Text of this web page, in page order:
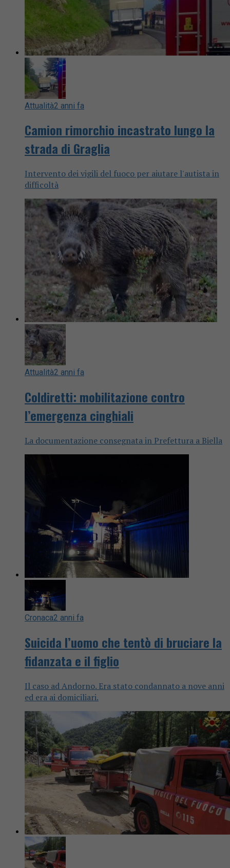
Attualità2 anni fa
Camion rimorchio incastrato lungo la
strada di Graglia
Intervento dei vigili del fuoco per aiutare l'autista in
difficoltà
Attualità2 anni fa
Coldiretti: mobilitazione contro
l’emergenza cinghiali
La documentazione consegnata in Prefettura a Biella
Cronaca2 anni fa
Suicida l’uomo che tentò di bruciare la
fidanzata e il figlio
Il caso ad Andorno. Era stato condannato a nove anni
ed era ai domiciliari.